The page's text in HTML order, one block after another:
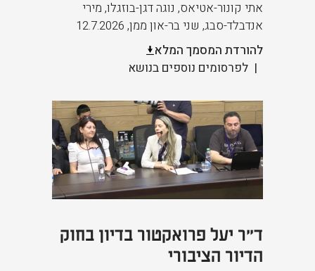
אתי קונור-אטיאס, נוגה דגן-בוזגלו, מירי
אנדבלד-סבג, שני בר-און ממן,
12.7.2026
להורדת המסמך המלא
לפרסומים נוספים בנושא
ד"ר יעל פרואקטור בדיון בחוק
הדיור הציבורי